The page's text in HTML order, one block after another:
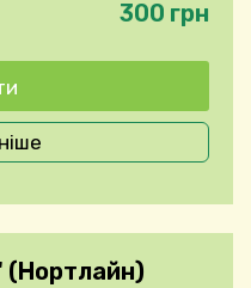
300 грн
(Нортлайн)